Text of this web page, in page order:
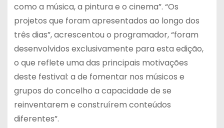
como a música, a pintura e o cinema”. “Os
projetos que foram apresentados ao longo dos
três dias”, acrescentou o programador, “foram
desenvolvidos exclusivamente para esta edição,
o que reflete uma das principais motivações
deste festival: a de fomentar nos músicos e
grupos do concelho a capacidade de se
reinventarem e construírem conteúdos
diferentes”.